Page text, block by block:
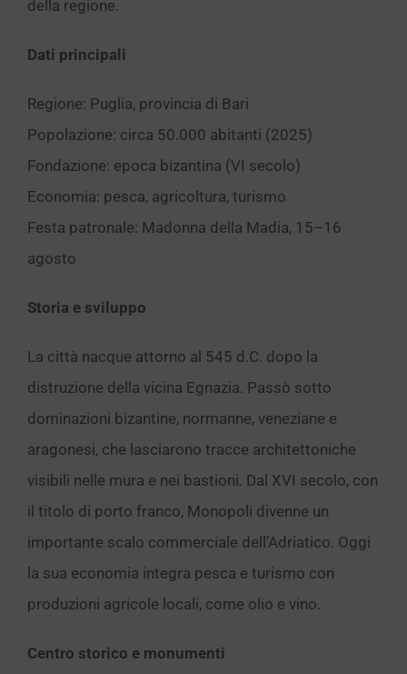
della regione.
Dati principali
Regione: Puglia, provincia di Bari
Popolazione: circa 50.000 abitanti (2025)
Fondazione: epoca bizantina (VI secolo)
Economia: pesca, agricoltura, turismo
Festa patronale: Madonna della Madia, 15–16
agosto
Storia e sviluppo
La città nacque attorno al 545 d.C. dopo la
distruzione della vicina Egnazia. Passò sotto
dominazioni bizantine, normanne, veneziane e
aragonesi, che lasciarono tracce architettoniche
visibili nelle mura e nei bastioni. Dal XVI secolo, con
il titolo di porto franco, Monopoli divenne un
importante scalo commerciale dell’Adriatico. Oggi
la sua economia integra pesca e turismo con
produzioni agricole locali, come olio e vino.
Centro storico e monumenti